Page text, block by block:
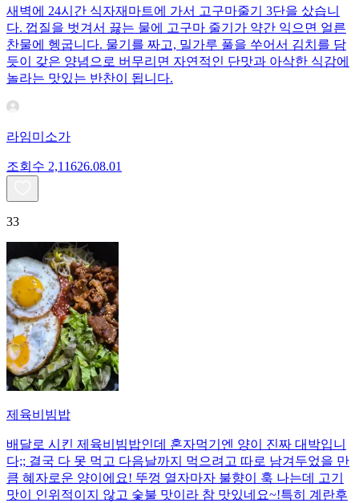
새벽에 24시간 식자재마트에 가서 고구마줄기 3단을 샀습니
다. 껍질을 벗겨서 끓는 물에 고구마 줄기가 약간 익으면 얼른
찬물에 헹굽니다. 물기를 짜고, 밀가루 풀을 쑤어서 김치를 담
듯이 갖은 양념으로 버무리면 자연적인 단맛과 아삭한 식감에
놀라는 맛있는 반찬이 됩니다.
라임미소가
조회수 2,11626.08.01
33
제육비빔밥
배달로 시킨 제육비빔밥인데 혼자먹기엔 양이 진짜 대박입니
다;; 결국 다 못 먹고 다음날까지 먹으려고 따로 남겨두었을 만
큼 혜자로운 양이에요! 뚜껑 열자마자 불향이 훅 나는데 고기
맛이 인위적이지 않고 숯불 맛이라 참 맛있네요~!특히 계란후